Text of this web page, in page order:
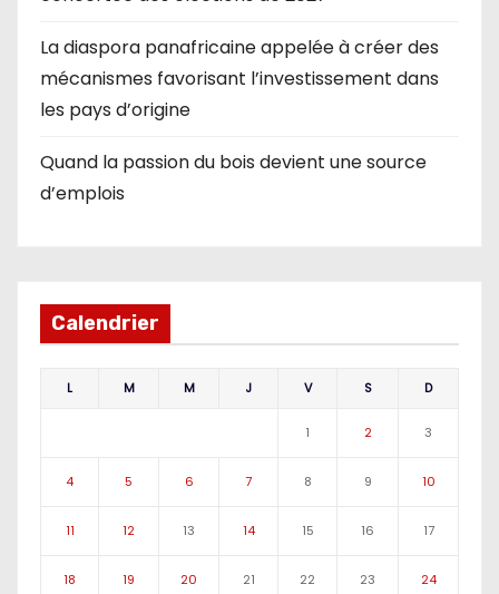
La diaspora panafricaine appelée à créer des
mécanismes favorisant l’investissement dans
les pays d’origine
Quand la passion du bois devient une source
d’emplois
Calendrier
L M M J V S D
1 2 3
4 5 6 7 8 9 10
11 12 13 14 15 16 17
18 19 20 21 22 23 24